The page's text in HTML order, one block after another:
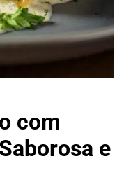
com
e